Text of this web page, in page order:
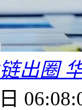
出圈